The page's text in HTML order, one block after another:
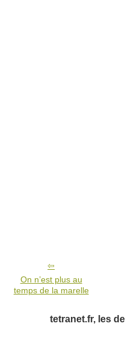
On n’est plus au
temps de la marelle
tetranet.fr, les